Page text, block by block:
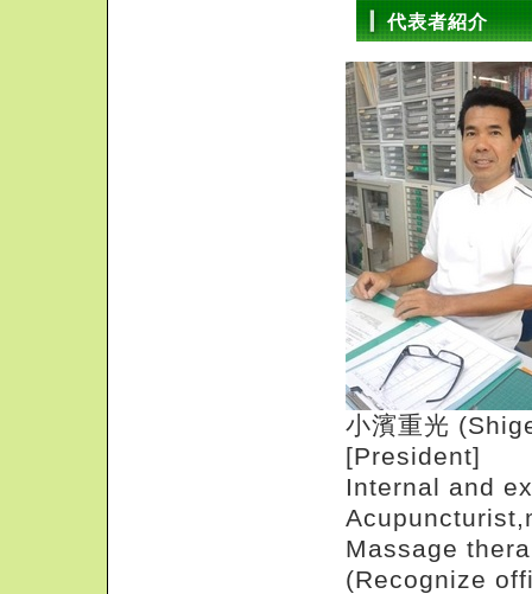
代表者紹介
小濱重光
[President]
Internal and
Massage
(Recognize